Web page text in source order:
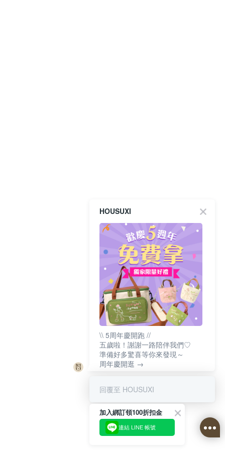
HOUSUXI
\\ 5周年慶開跑 //
五歲啦！謝謝一路陪伴我們♡
準備好多驚喜等你來發現～
周年慶開逛 →
回覆至 HOUSUXI
加入綁訂領100折扣金
連結 LINE 帳號